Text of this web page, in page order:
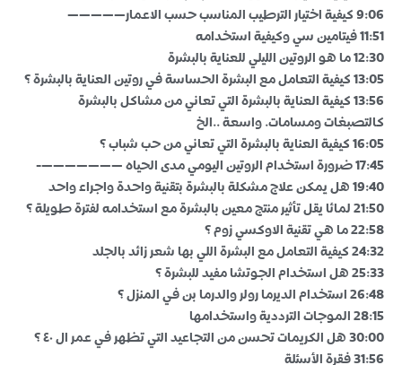
9:06 كيفية اختيار الترطيب المناسب حسب الاعمار—————
11:51 فيتامين سي وكيفية استخدامه
12:30 ما هو الروتين الليلي للعناية بالبشرة
13:05 كيفية التعامل مع البشرة الحساسة في روتين العناية بالبشرة ؟
13:56 كيفية العناية بالبشرة التي تعاني من مشاكل بالبشرة
كالتصبغات ومسامات. واسعة ..الخ
16:05 كيفية العناية بالبشرة التي تعاني من حب شباب ؟
17:45 ضرورة استخدام الروتين اليومي مدى الحياه ———————-
19:40 هل يمكن علاج مشكلة بالبشرة بتقنية واحدة واجراء واحد
21:50 لمائا يقل تأثير منتج معين بالبشرة مع استخدامه لفترة طويلة ؟
22:58 ما هي تقنية الاوكسي زوم ؟
24:32 كيفية التعامل مع البشرة اللي بها شعر زائد بالجلد
25:33 هل استخدام الجوتشا مفيد للبشرة ؟
26:48 استخدام الديرما رولر والدرما بن في المنزل ؟
28:15 الموجات الترددية واستخدامها
30:00 هل الكريمات تحسن من التجاعيد التي تظهر في عمر ال ٤٠ ؟
31:56 فقرة الأسئلة